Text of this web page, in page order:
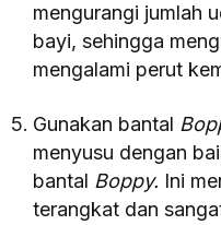
mengurangi jumlah
bayi, sehingga
mengalami perut
Gunakan bantal
menyusu dengan
bantal Boppy. Ini
terangkat dan